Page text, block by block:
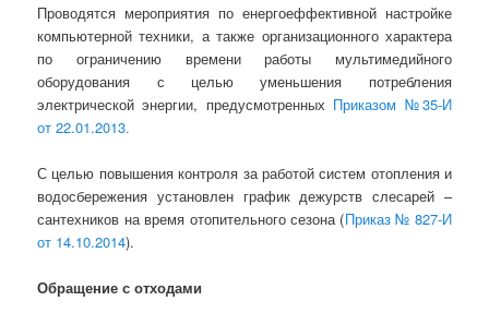
Проводятся мероприятия по енергоеффективной настройке
компьютерной техники, а также организационного характера
по ограничению времени работы мультимедийного
оборудования с целью уменьшения потребления
электрической энергии, предусмотренных Приказом №35-И
от 22.01.2013.
С целью повышения контроля за работой систем отопления и
водосбережения установлен график дежурств слесарей –
сантехников на время отопительного сезона (Приказ № 827-И
от 14.10.2014).
Обращение с отходами